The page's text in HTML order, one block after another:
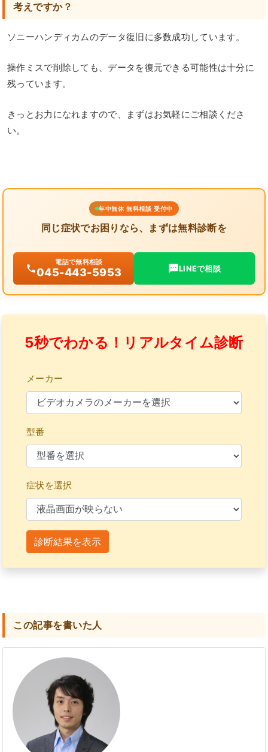
考えですか？
ソニーハンディカムのデータ復旧に多数成功しています。
操作ミスで削除しても、データを復元できる可能性は十分に
残っています。
きっとお力になれますので、まずはお気軽にご相談くださ
い。
年中無休 無料相談 受付中
同じ症状でお困りなら、まずは無料診断を
電話で無料相談
045-443-5953 LINEで相談
5秒でわかる！リアルタイム診断
メーカー
型番
症状を選択
診断結果を表示
この記事を書いた人